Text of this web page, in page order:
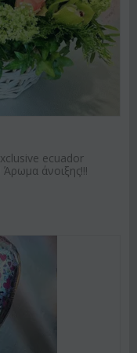
ecuador
Άρωμα άνοιξης!!!